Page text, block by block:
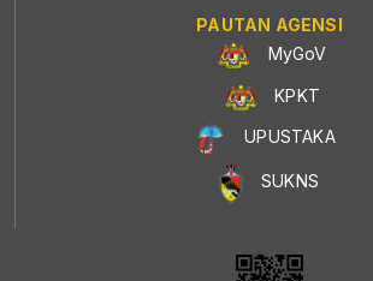
PAUTAN AGENSI
MyGoV
KPKT
UPUSTAKA
SUKNS